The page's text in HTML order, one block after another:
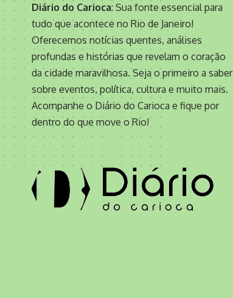
Diário do Carioca: Sua fonte essencial para
tudo que acontece no Rio de Janeiro!
Oferecemos notícias quentes, análises
profundas e histórias que revelam o coração
da cidade maravilhosa. Seja o primeiro a saber
sobre eventos, política, cultura e muito mais.
Acompanhe o Diário do Carioca e fique por
dentro do que move o Rio!